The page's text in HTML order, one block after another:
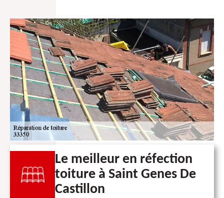
Le meilleur en réfection
toiture à Saint Genes De
Castillon